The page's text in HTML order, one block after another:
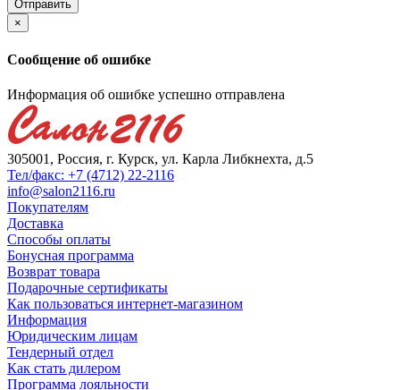
×
Сообщение об ошибке
Информация об ошибке успешно отправлена
305001, Россия, г. Курск, ул. Карла Либкнехта, д.5
Тел/факс: +7 (4712) 22-2116
info@salon2116.ru
Покупателям
Доставка
Способы оплаты
Бонусная программа
Возврат товара
Подарочные сертификаты
Как пользоваться интернет-магазином
Информация
Юридическим лицам
Тендерный отдел
Как стать дилером
Программа лояльности